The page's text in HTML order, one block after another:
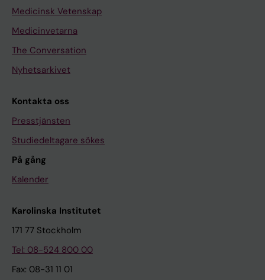
Medicinsk Vetenskap
Medicinvetarna
The Conversation
Nyhetsarkivet
Kontakta oss
Presstjänsten
Studiedeltagare sökes
På gång
Kalender
Karolinska Institutet
171 77 Stockholm
Tel: 08-524 800 00
Fax: 08-31 11 01